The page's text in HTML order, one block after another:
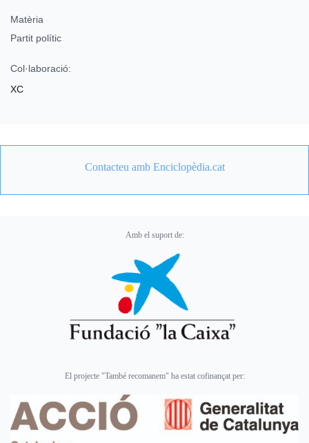
Matèria
Partit polític
Col·laboració:
XC
Contacteu amb Enciclopèdia.cat
Amb el suport de:
El projecte "També recomanem" ha estat cofinançat per: